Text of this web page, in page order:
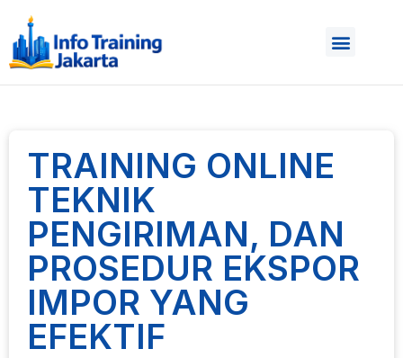
TRAINING ONLINE
TEKNIK
PENGIRIMAN, DAN
PROSEDUR EKSPOR
IMPOR YANG
EFEKTIF